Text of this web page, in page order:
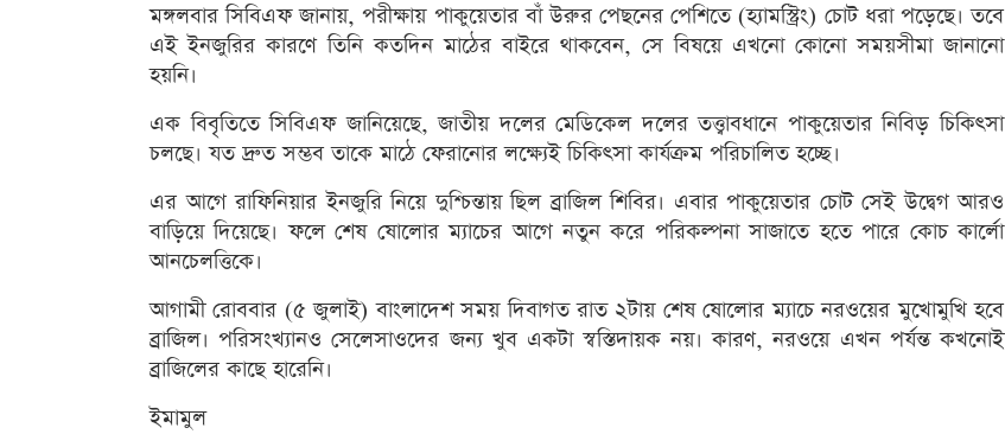
মঙ্গলবার সিবিএফ জানায়, পরীক্ষায় পাকুয়েতার বাঁ উরুর পেছনের পেশিতে (হ্যামস্ট্রিং) চোট ধরা পড়েছে। তবে
এই ইনজুরির কারণে তিনি কতদিন মাঠের বাইরে থাকবেন, সে বিষয়ে এখনো কোনো সময়সীমা জানানো
হয়নি।
এক বিবৃতিতে সিবিএফ জানিয়েছে, জাতীয় দলের মেডিকেল দলের তত্ত্বাবধানে পাকুয়েতার নিবিড় চিকিৎসা
চলছে। যত দ্রুত সম্ভব তাকে মাঠে ফেরানোর লক্ষ্যেই চিকিৎসা কার্যক্রম পরিচালিত হচ্ছে।
এর আগে রাফিনিয়ার ইনজুরি নিয়ে দুশ্চিন্তায় ছিল ব্রাজিল শিবির। এবার পাকুয়েতার চোট সেই উদ্বেগ আরও
বাড়িয়ে দিয়েছে। ফলে শেষ ষোলোর ম্যাচের আগে নতুন করে পরিকল্পনা সাজাতে হতে পারে কোচ কার্লো
আনচেলত্তিকে।
আগামী রোববার (৫ জুলাই) বাংলাদেশ সময় দিবাগত রাত ২টায় শেষ ষোলোর ম্যাচে নরওয়ের মুখোমুখি হবে
ব্রাজিল। পরিসংখ্যানও সেলেসাওদের জন্য খুব একটা স্বস্তিদায়ক নয়। কারণ, নরওয়ে এখন পর্যন্ত কখনোই
ব্রাজিলের কাছে হারেনি।
ইমামুল